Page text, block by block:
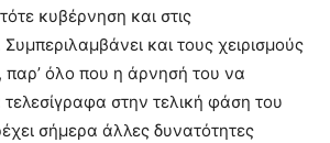
κυβέρνηση και στις
και τους χειρισμούς
όλο που η άρνησή του να
στην τελική φάση του
σήμερα άλλες δυνατότητες